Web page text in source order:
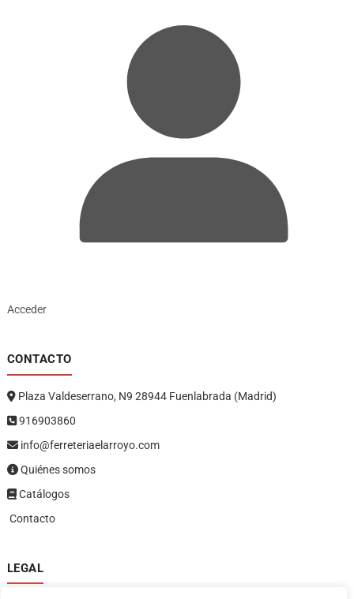
Acceder
CONTACTO
Plaza Valdeserrano, N9 28944 Fuenlabrada (Madrid)
916903860
info@ferreteriaelarroyo.com
Quiénes somos
Catálogos
Contacto
LEGAL